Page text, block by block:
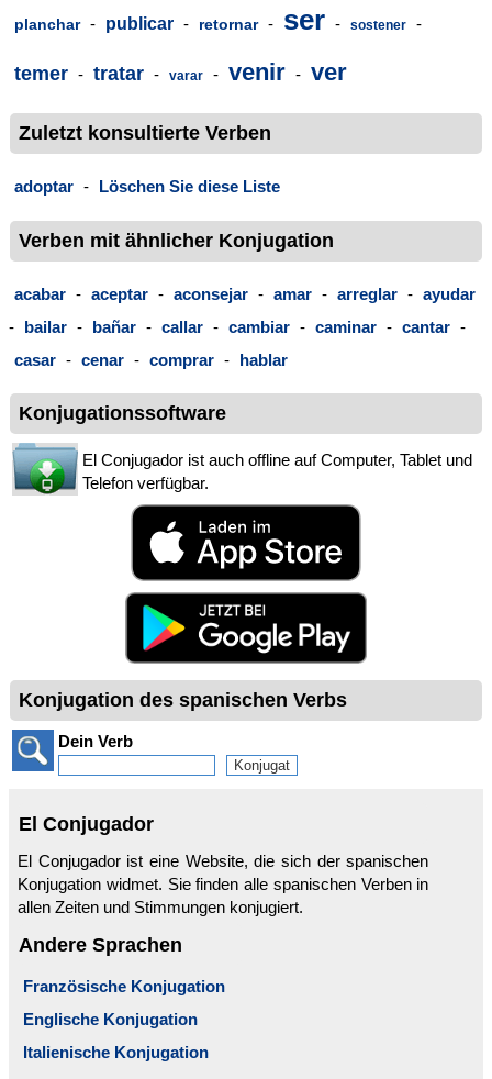
planchar - publicar - retornar - ser - sostener -
temer - tratar - varar - venir - ver
Zuletzt konsultierte Verben
adoptar - Löschen Sie diese Liste
Verben mit ähnlicher Konjugation
acabar - aceptar - aconsejar - amar - arreglar - ayudar
- bailar - bañar - callar - cambiar - caminar - cantar -
casar - cenar - comprar - hablar
Konjugationssoftware
El Conjugador ist auch offline auf Computer, Tablet und
Telefon verfügbar.
Konjugation des spanischen Verbs
Dein Verb
El Conjugador
El Conjugador ist eine Website, die sich der spanischen
Konjugation widmet. Sie finden alle spanischen Verben in
allen Zeiten und Stimmungen konjugiert.
Andere Sprachen
Französische Konjugation
Englische Konjugation
Italienische Konjugation